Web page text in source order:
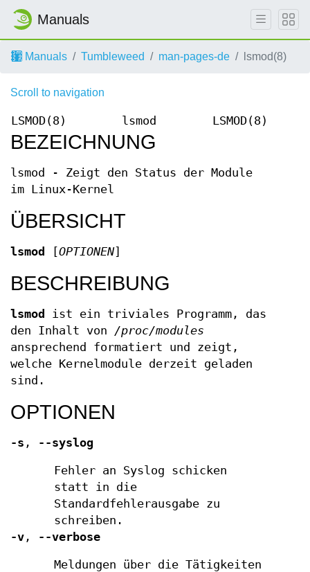
Manuals
Manuals Tumbleweed man-pages-de lsmod(8)
Scroll to navigation
LSMOD(8) lsmod LSMOD(8)
BEZEICHNUNG
lsmod - Zeigt den Status der Module
im Linux-Kernel
ÜBERSICHT
lsmod [OPTIONEN]
BESCHREIBUNG
lsmod
ist ein triviales Programm, das
den Inhalt von /proc/modules
ansprechend formatiert und zeigt,
welche Kernelmodule derzeit geladen
sind.
OPTIONEN
-s , --syslog
Fehler an Syslog schicken
statt in die
Standardfehlerausgabe zu
schreiben.
-v , --verbose
Meldungen über die Tätigkeiten